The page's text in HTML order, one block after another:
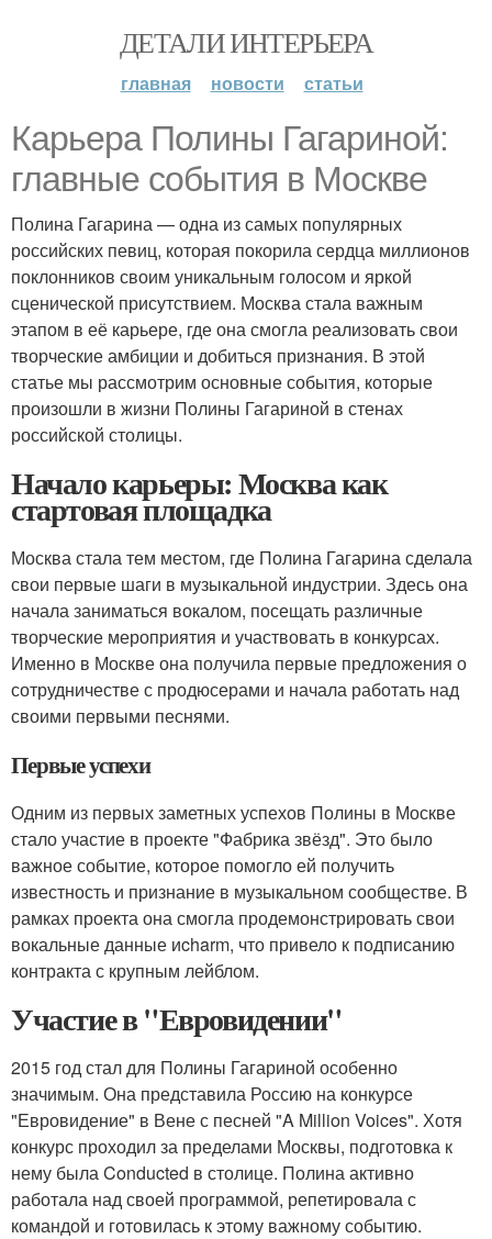
ДЕТАЛИ ИНТЕРЬЕРА
главная новости статьи
Карьера Полины Гагариной:
главные события в Москве
Полина Гагарина — одна из самых популярных
российских певиц, которая покорила сердца миллионов
поклонников своим уникальным голосом и яркой
сценической присутствием. Москва стала важным
этапом в её карьере, где она смогла реализовать свои
творческие амбиции и добиться признания. В этой
статье мы рассмотрим основные события, которые
произошли в жизни Полины Гагариной в стенах
российской столицы.
Начало карьеры: Москва как
стартовая площадка
Москва стала тем местом, где Полина Гагарина сделала
свои первые шаги в музыкальной индустрии. Здесь она
начала заниматься вокалом, посещать различные
творческие мероприятия и участвовать в конкурсах.
Именно в Москве она получила первые предложения о
сотрудничестве с продюсерами и начала работать над
своими первыми песнями.
Первые успехи
Одним из первых заметных успехов Полины в Москве
стало участие в проекте "Фабрика звёзд". Это было
важное событие, которое помогло ей получить
известность и признание в музыкальном сообществе. В
рамках проекта она смогла продемонстрировать свои
вокальные данные иcharm, что привело к подписанию
контракта с крупным лейблом.
Участие в "Евровидении"
2015 год стал для Полины Гагариной особенно
значимым. Она представила Россию на конкурсе
"Евровидение" в Вене с песней "A Million Voices". Хотя
конкурс проходил за пределами Москвы, подготовка к
нему была Conducted в столице. Полина активно
работала над своей программой, репетировала с
командой и готовилась к этому важному событию.